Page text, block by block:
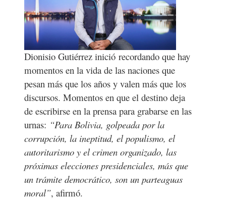
Dionisio Gutiérrez iniciórecordando que hay
momentos en la vida de las naciones que
pesan más que los años y valen más que los
discursos. Momentos en que el destino deja
de escribirse en la prensa para grabarse en las
urnas: “Para Bolivia, golpeada por la
corrupción, la ineptitud, el populismo, el
autoritarismo y el crimen organizado, las
próximas elecciones presidenciales, más que
un trámite democrático, son un parteaguas
moral”, afirmó.